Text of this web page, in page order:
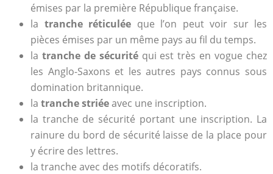
émises par la première République française.
la tranche réticulée que l’on peut voir sur les
pièces émises par un même pays au fil du temps.
la tranche de sécuritéqui est très en vogue chez
les Anglo-Saxons et les autres pays connus sous
domination britannique.
la tranche striéeavec une inscription.
la tranche de sécurité portant une inscription. La
rainure du bord de sécurité laisse de la place pour
y écrire des lettres.
la tranche avec des motifs décoratifs.